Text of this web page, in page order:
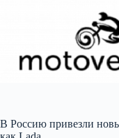
В Россию привезли